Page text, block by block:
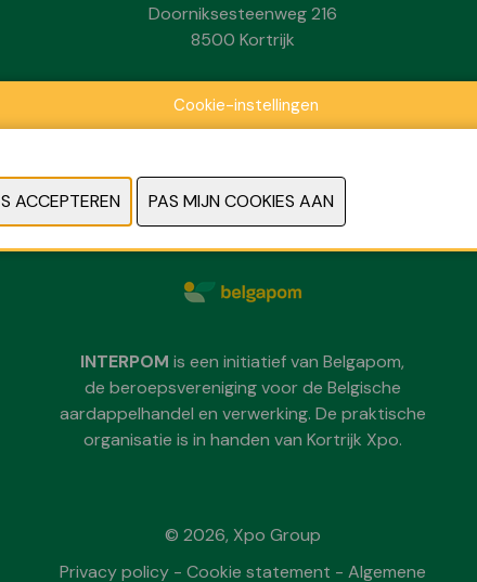
Doorniksesteenweg 216
8500 Kortrijk
Zondag 29 november 2026
telkens van 09:30 tot 18:00
INTERPOMis een initiatief van Belgapom,
de beroepsvereniging voor de Belgische
aardappelhandel en verwerking. De praktische
organisatie is in handen van Kortrijk Xpo.
© 2026, Xpo Group
Privacy policy- Cookie statement - Algemene
Cookie-instellingen